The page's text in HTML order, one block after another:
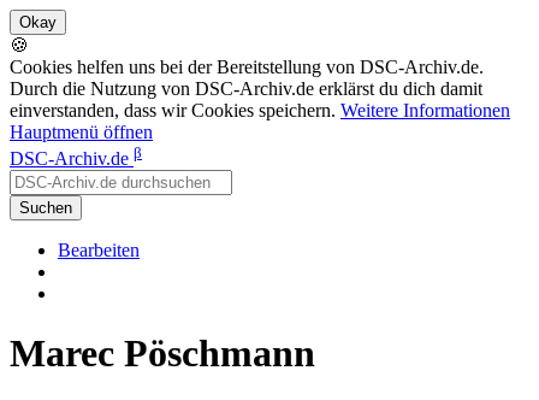
🍪
Cookies helfen uns bei der Bereitstellung von DSC-Archiv.de.
Durch die Nutzung von DSC-Archiv.de erklärst du dich damit
einverstanden, dass wir Cookies speichern. Weitere Informationen
Hauptmenü öffnen
DSC-Archiv.de β
Suchen
Bearbeiten
Marec Pöschmann